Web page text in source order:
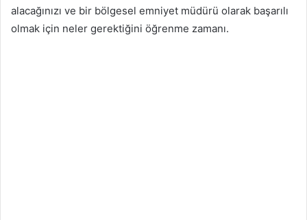
alacağınızı ve bir bölgesel emniyet müdürü olarak başarılı
olmak için neler gerektiğini öğrenme zamanı.